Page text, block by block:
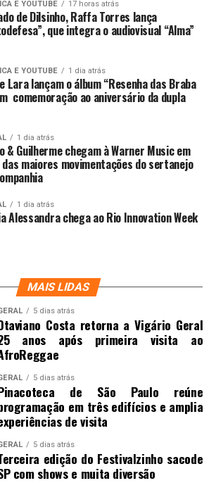
E YOUTUBE 17 horas atrás
de Dilsinho, Raffa Torres lança
que integra o audiovisual “Alma”
E YOUTUBE 1 dia atrás
Lara lançam o álbum “Resenha das Braba
comemoração ao aniversário da dupla
1 dia atrás
& Guilherme chegam à Warner Music em
das maiores movimentações do sertanejo
1 dia atrás
Alessandra chega ao Rio Innovation Week
MAIS LIDAS
5 dias atrás
Costa retorna a Vigário Geral
anos após primeira visita ao
5 dias atrás
de São Paulo reúne
em três edifícios e amplia
de visita
5 dias atrás
edição do Festivalzinho sacode
com shows e muita diversão